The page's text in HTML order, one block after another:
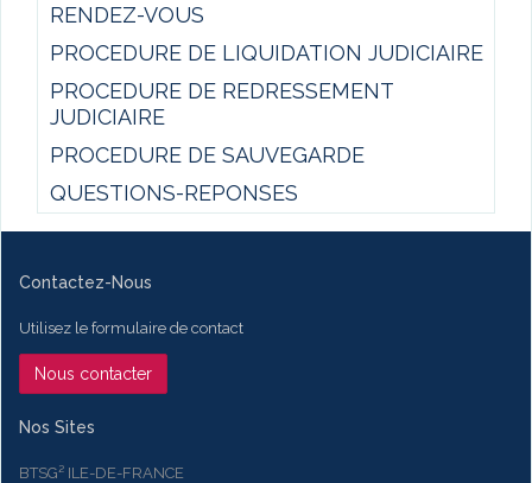
RENDEZ-VOUS
PROCEDURE DE LIQUIDATION JUDICIAIRE
PROCEDURE DE REDRESSEMENT
JUDICIAIRE
PROCEDURE DE SAUVEGARDE
QUESTIONS-REPONSES
Contactez-Nous
Utilisez le formulaire de contact
Nous contacter
Nos Sites
BTSG² ILE-DE-FRANCE